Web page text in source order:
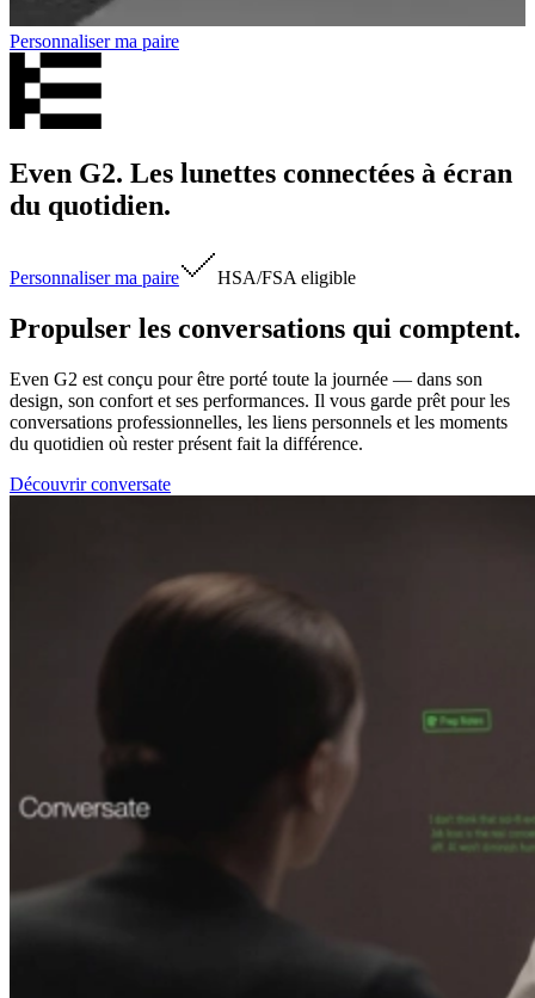
Personnaliser ma paire
Even G2. Les lunettes connectées à écran
du quotidien.
Personnaliser ma paire HSA/FSA eligible
Propulser les conversations qui comptent.
Even G2 est conçu pour être porté toute la journée — dans son
design, son confort et ses performances. Il vous garde prêt pour les
conversations professionnelles, les liens personnels et les moments
du quotidien où rester présent fait la différence.
Découvrir conversate